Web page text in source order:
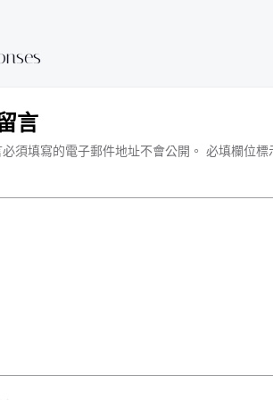
言
須填寫的電子郵件地址不會公開。 必填欄位